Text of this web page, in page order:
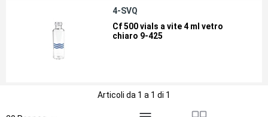
4-SVQ
Cf 500 vials a vite 4 ml vetro
chiaro 9-425
Articoli da 1 a 1 di 1